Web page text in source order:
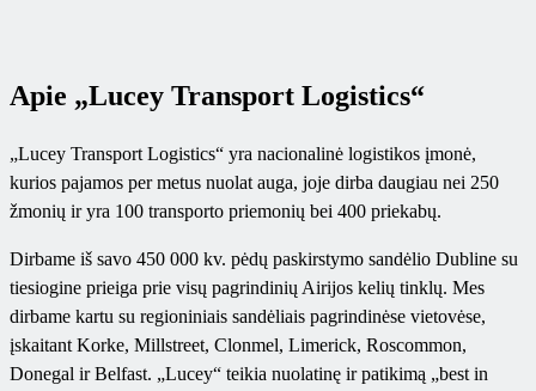
Apie „Lucey Transport Logistics“
„Lucey Transport Logistics“ yra nacionalinė logistikos įmonė,
kurios pajamos per metus nuolat auga, joje dirba daugiau nei 250
žmonių ir yra 100 transporto priemonių bei 400 priekabų.
Dirbame iš savo 450 000 kv. pėdų paskirstymo sandėlio Dubline su
tiesiogine prieiga prie visų pagrindinių Airijos kelių tinklų. Mes
dirbame kartu su regioniniais sandėliais pagrindinėse vietovėse,
įskaitant Korke, Millstreet, Clonmel, Limerick, Roscommon,
Donegal ir Belfast. „Lucey“ teikia nuolatinę ir patikimą „best in